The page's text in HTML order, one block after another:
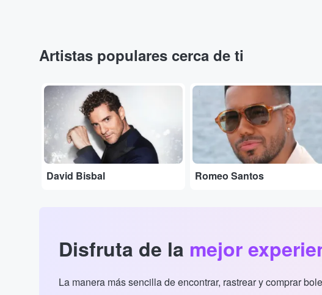
Artistas populares cerca de ti
...
David Bisbal Romeo Santos
Disfruta de la mejor
La manera más sencilla de encontrar, rastrear y comprar